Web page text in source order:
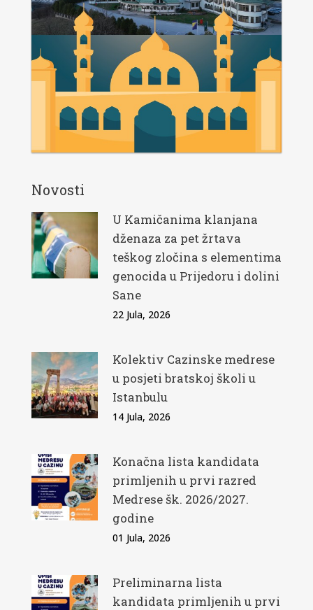
Novosti
U Kamičanima klanjana
dženaza za pet žrtava
teškog zločina s elementima
genocida u Prijedoru i dolini
Sane
22 Jula, 2026
Kolektiv Cazinske medrese
u posjeti bratskoj školi u
Istanbulu
14 Jula, 2026
Konačna lista kandidata
primljenih u prvi razred
Medrese šk. 2026/2027.
godine
01 Jula, 2026
Preliminarna lista
kandidata primljenih u prvi